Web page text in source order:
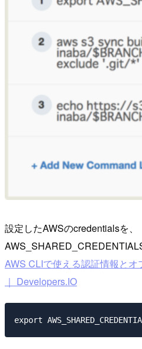
設定したAWSのcredentialsを、
AWS CLIで使える認証情報と
｜ Developers.IO